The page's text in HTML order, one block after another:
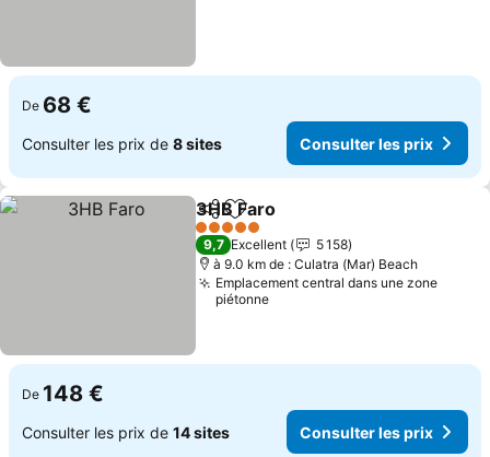
De 68 €
Consulter les prix de 8 sites Consulter les prix
PartagerAjouter à mes favoris
3HB Faro
5 Étoiles
9,7 Excellent
5 158
à 9.0 km de : Culatra (Mar) Beach
Emplacement central dans une zone
piétonne
De 148 €
Consulter les prix de 14 sites Consulter les prix